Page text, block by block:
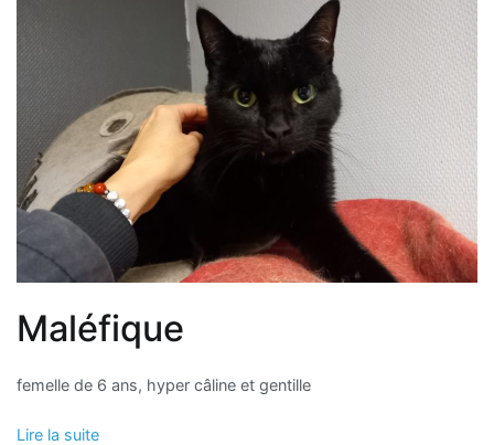
Maléfique
femelle de 6 ans, hyper câline et gentille
Lire la suite